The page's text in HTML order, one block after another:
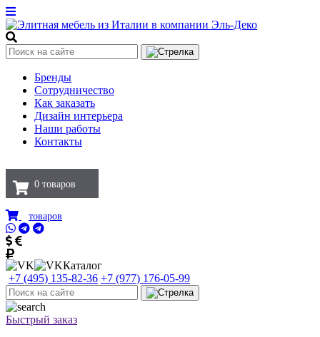
Бренды
Сотрудничество
Как заказать
Дизайн интерьера
Наши работы
Контакты
0 товаров
товаров
Каталог
+7 (495) 135-82-36 +7 (977) 176-05-99
Быстрый заказ